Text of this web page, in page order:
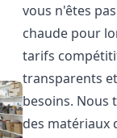
vous n'êtes
chaude pour
tarifs
transparents
besoins. Nous
des matériaux